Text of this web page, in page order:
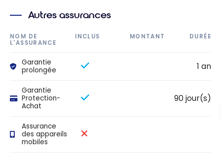
Autres assurances
NOM DE
L'ASSURANCE
INCLUS MONTANT DURÉE
Garantie
prolongée
1 an
Garantie
Protection-
Achat
90 jour(s)
Assurance
des appareils
mobiles